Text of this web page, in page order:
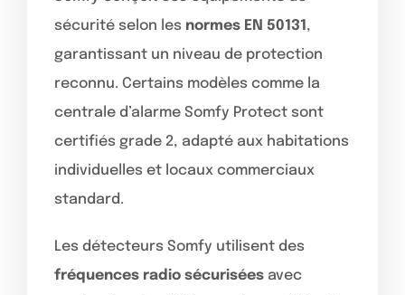
sécurité selon les normes EN 50131 ,
garantissant un niveau de protection
reconnu. Certains modèles comme la
centrale d’alarme Somfy Protect sont
certifiés grade 2, adapté aux habitations
individuelles et locaux commerciaux
standard.
Les détecteurs Somfy utilisent des
fréquences radio sécurisées avec